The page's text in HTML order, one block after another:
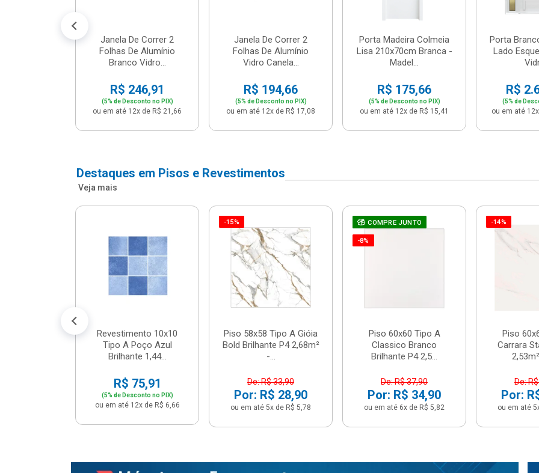
Janela De Correr 2
Folhas De Alumínio
Branco Vidro...
R$ 246,91
(5% de Desconto no PIX)
ou em até 12x de R$ 21,66
Janela De Correr 2
Folhas De Alumínio
Vidro Canela...
R$ 194,66
(5% de Desconto no PIX)
ou em até 12x de R$ 17,08
Porta Madeira Colmeia
Lisa 210x70cm Branca -
Madel...
R$ 175,66
(5% de Desconto no PIX)
ou em até 12x de R$ 15,41
Porta
Lado
R$
(5% de
ou em até
Destaques em Pisos e Revestimentos
Veja mais
Revestimento 10x10
Tipo A Poço Azul
Brilhante 1,44...
R$ 75,91
(5% de Desconto no PIX)
ou em até 12x de R$ 6,66
-15%
Piso 58x58 Tipo A Gióia
Bold Brilhante P4 2,68m²
-...
De: R$ 33,90
Por: R$ 28,90
ou em até 5x de R$ 5,78
COMPRE JUNTO
-8%
Piso 60x60 Tipo A
Classico Branco
Brilhante P4 2,5...
De: R$ 37,90
Por: R$ 34,90
ou em até 6x de R$ 5,82
-14%
Piso
Carrara
De:
Por:
ou em até